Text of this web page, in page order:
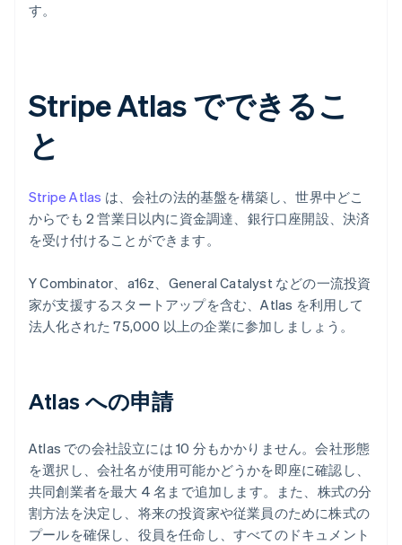
す。
Stripe Atlas でできるこ
と
Stripe Atlas は、会社の法的基盤を構築し、世界中どこ
からでも 2 営業日以内に資金調達、銀行口座開設、決済
を受け付けることができます。
Y Combinator、a16z、General Catalyst などの一流投資
家が支援するスタートアップを含む、Atlas を利用して
法人化された 75,000 以上の企業に参加しましょう。
Atlas への申請
Atlas での会社設立には 10 分もかかりません。会社形態
を選択し、会社名が使用可能かどうかを即座に確認し、
共同創業者を最大 4 名まで追加します。また、株式の分
割方法を決定し、将来の投資家や従業員のために株式の
プールを確保し、役員を任命し、すべてのドキュメント